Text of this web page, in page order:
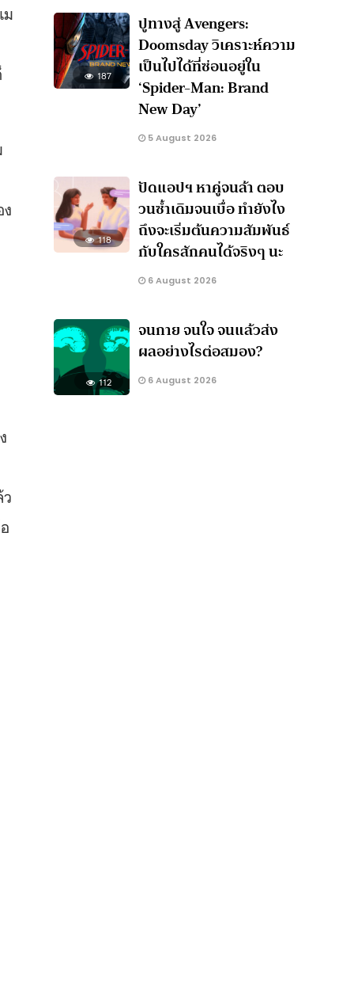
ม
187
ปูทางสู่ Avengers:
Doomsday วิเคราะห์ความ
เป็นไปได้ที่ซ่อนอยู่ใน
‘Spider-Man: Brand
New Day’
5 August 2026
118
ปัดแอปฯ หาคู่จนล้า ตอบ
วนซ้ำเดิมจนเบื่อ ทำยังไง
ถึงจะเริ่มต้นความสัมพันธ์
กับใครสักคนได้จริงๆ นะ
6 August 2026
112
จนกาย จนใจ จนแล้วส่ง
ผลอย่างไรต่อสมอง?
6 August 2026